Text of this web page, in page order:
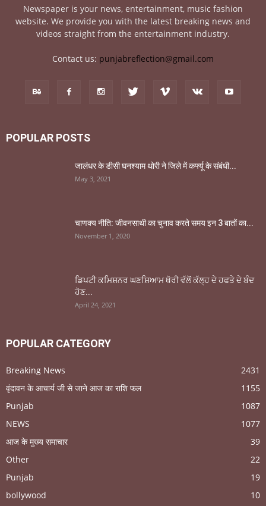
Newspaper is your news, entertainment, music fashion
website. We provide you with the latest breaking news and
videos straight from the entertainment industry.
Contact us: punjabreflection@gmail.com
POPULAR POSTS
जालंधर के डीसी घनश्याम थोरी ने जिले में कर्फ्यू के संबंधी...
May 3, 2021
चाणक्य नीति: जीवनसाथी का चुनाव करते समय इन 3 बातों का...
November 1, 2020
ਡਿਪਟੀ ਕਮਿਸ਼ਨਰ ਘਣਸ਼ਿਆਮ ਥੋਰੀ ਵੱਲੋਂ ਕੱਲ੍ਹ ਦੇ ਹਫਤੇ ਦੇ ਬੰਦ
ਹੋਣ...
April 24, 2021
POPULAR CATEGORY
Breaking News
2431
वृंदावन के आचार्य जी से जाने आज का राशि फल
1155
Punjab
1087
NEWS
1077
आज के मुख्य समाचार
39
Other
22
Punjab
19
bollywood
10